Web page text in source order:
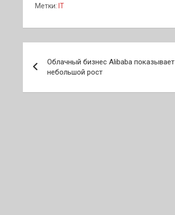
Метки: IT
по
записям
Облачный бизнес Alibaba показывает
небольшой рост